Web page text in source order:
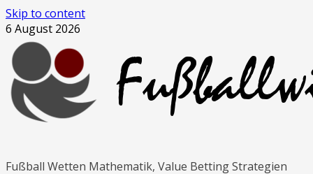
Skip to content
6 August 2026
Fußball Wetten Mathematik, Value Betting Strategien